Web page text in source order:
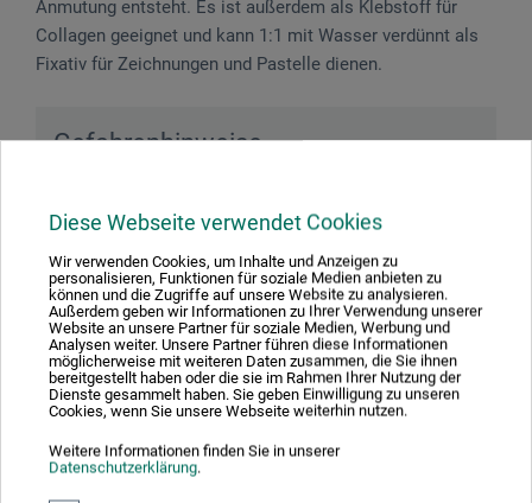
Diese Webseite verwendet Cookies
Wir verwenden Cookies, um Inhalte und Anzeigen zu
personalisieren, Funktionen für soziale Medien anbieten zu
können und die Zugriffe auf unsere Website zu analysieren.
Außerdem geben wir Informationen zu Ihrer Verwendung unserer
Website an unsere Partner für soziale Medien, Werbung und
Analysen weiter. Unsere Partner führen diese Informationen
möglicherweise mit weiteren Daten zusammen, die Sie ihnen
bereitgestellt haben oder die sie im Rahmen Ihrer Nutzung der
Dienste gesammelt haben. Sie geben Einwilligung zu unseren
Cookies, wenn Sie unsere Webseite weiterhin nutzen.
Weitere Informationen finden Sie in unserer
Datenschutzerklärung.
Anmutung entsteht. Es ist außerdem als Klebstoff für
Collagen geeignet und kann 1:1 mit Wasser verdünnt als
Fixativ für Zeichnungen und Pastelle dienen.
Gefahrenhinweise
Methyl-4 (3:1), Mixture of EC NO 220-239-6. Kann
allergische Reaktionen hervorrufen.
Produktbewertungen (0)
Schreiben Sie die erste Bewertung zu diesem Produkt